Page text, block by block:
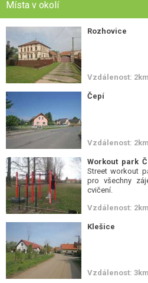
Místa v okolí
Rozhovice
Vzdálenost: 2km
Čepí
Vzdálenost: 2km
Workout park
Street workout
pro všechny
cvičení.
Vzdálenost: 2km
Klešice
Vzdálenost: 3km